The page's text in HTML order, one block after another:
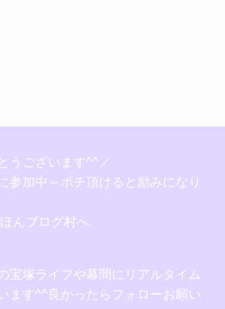
うございます^^／
参加中～ポチ頂けると励みになり
宝塚ライフや幕間にリアルタイム
ます^^良かったらフォローお願い